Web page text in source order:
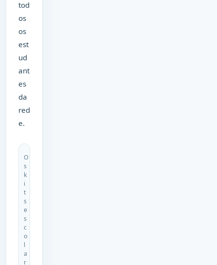
tod
os
os
est
ud
ant
es
da
red
e.
O
s
k
i
t
s
e
s
c
o
l
a
r